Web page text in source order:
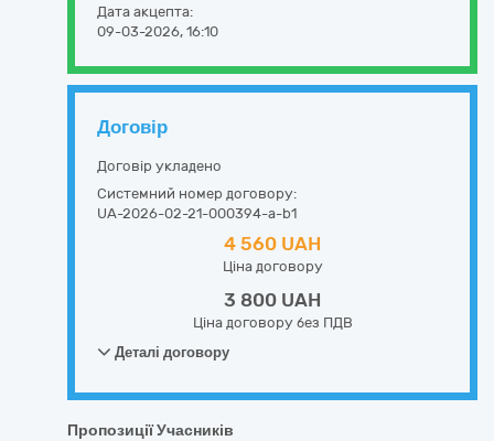
Дата акцепта:
09-03-2026, 16:10
Договір
Договір укладено
Системний номер договору:
UA-2026-02-21-000394-a-b1
4 560 UAH
Ціна договору
3 800 UAH
Ціна договору без ПДВ
Деталі договору
Пропозиції Учасників